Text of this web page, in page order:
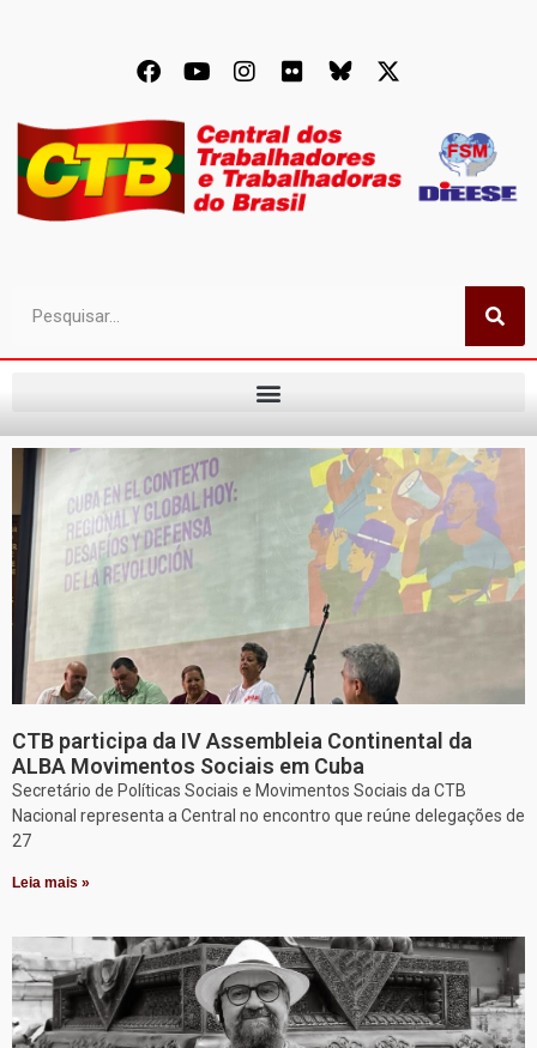
CTB participa da IV Assembleia Continental da
ALBA Movimentos Sociais em Cuba
Secretário de Políticas Sociais e Movimentos Sociais da CTB
Nacional representa a Central no encontro que reúne delegações de
27
Leia mais »